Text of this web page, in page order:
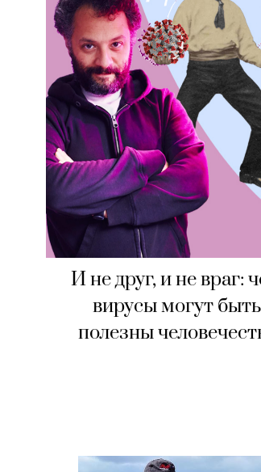
И не друг, и не враг:
вирусы могут быть
полезны